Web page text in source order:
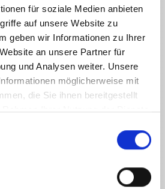
für soziale Medien anbieten
auf unsere Website zu
geben wir Informationen zu Ihrer
an unsere Partner für
und Analysen weiter. Unsere
möglicherweise mit
die Sie ihnen bereitgestellt
Ihrer Nutzung der Dienste
ANGABEN
LISTE